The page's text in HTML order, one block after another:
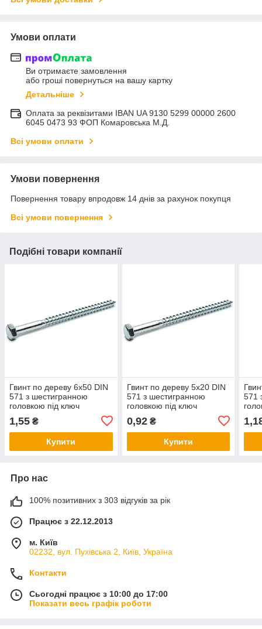
Умови оплати
Ви отримаєте замовлення
або гроші повернуться на вашу картку
Детальніше
Оплата за реквізитами IBAN UA 9130 5299 00000 2600
6045 0473 93 ФОП Комаровська М.Д.
Всі умови оплати
Умови повернення
Повернення товару впродовж 14 днів за рахунок покупця
Всі умови повернення
Подібні товари компанії
Гвинт по дереву 6х50 DIN
571 з шестигранною
головкою під ключ
1,55 ₴
Купити
Гвинт по дереву 5х20 DIN
571 з шестигранною
головкою під ключ
0,92₴
Купити
571
Про нас
100% позитивних з 303 відгуків за рік
Працює з 22.12.2013
м. Київ
02232, вул. Пухівська 2, Київ, Україна
Контакти
Сьогодні працює з 10:00 до 17:00
Показати весь графік роботи